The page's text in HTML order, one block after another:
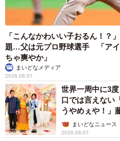
「こんなかわいい子おるん！？
題…父は元プロ野球選手 「アイ
ちゃ爽やか」
まいどなメディア
2026.08.07
世界一周中に3
口では言えない
うやめぇや！」
ん】まいどなニュース
2026.08.07